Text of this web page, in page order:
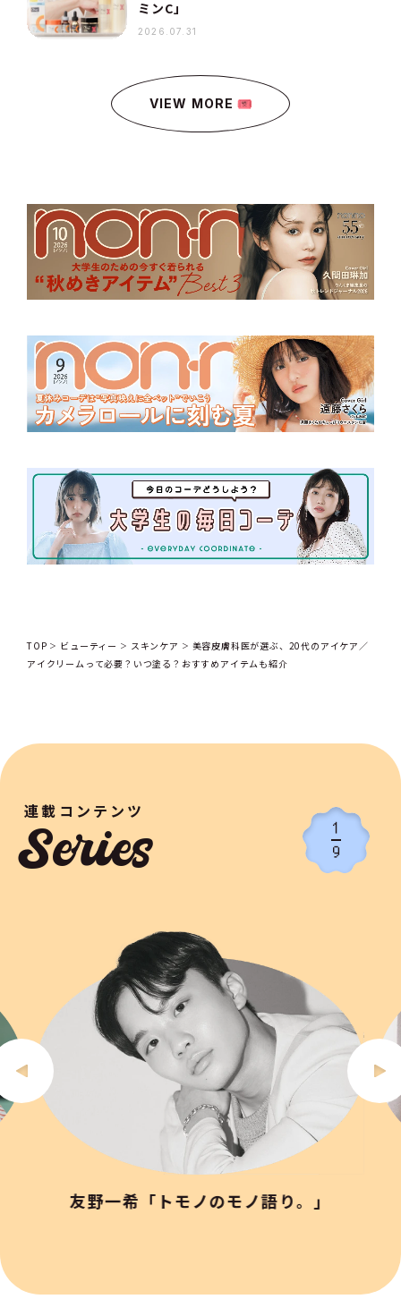
ミンC」
2026.07.31
VIEW MORE
TOP ビューティー スキンケア
美容皮膚科医が選ぶ、20代のアイケア／
アイクリームって必要？いつ塗る？おすすめアイテムも紹介
連載コンテンツ
Series
友野一希「トモノのモノ語り。」
1
9